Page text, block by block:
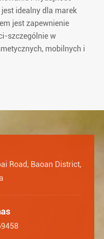
idealny dla marek
jest zapewnienie
szczególnie w
mobilnych i
Road, Baoan District,